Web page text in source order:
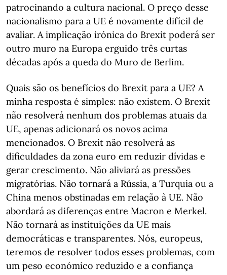
patrocinando a cultura nacional. O preço desse
nacionalismo para a UE é novamente difícil de
avaliar. A implicação irónica do Brexit poderá ser
outro muro na Europa erguido três curtas
décadas após a queda do Muro de Berlim.
Quais são os benefícios do Brexit para a UE? A
minha resposta é simples: não existem. O Brexit
não resolverá nenhum dos problemas atuais da
UE, apenas adicionará os novos acima
mencionados. O Brexit não resolverá as
dificuldades da zona euro em reduzir dívidas e
gerar crescimento. Não aliviará as pressões
migratórias. Não tornará a Rússia, a Turquia ou a
China menos obstinadas em relação à UE. Não
abordará as diferenças entre Macron e Merkel.
Não tornará as instituições da UE mais
democráticas e transparentes. Nós, europeus,
teremos de resolver todos esses problemas, com
um peso económico reduzido e a confiança